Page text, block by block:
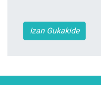
Izan Gukakide